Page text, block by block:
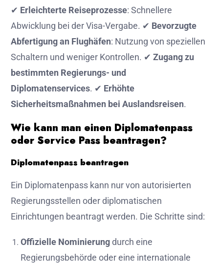
✔ Erleichterte Reiseprozesse: Schnellere
Abwicklung bei der Visa-Vergabe. ✔ Bevorzugte
Abfertigung an Flughäfen: Nutzung von speziellen
Schaltern und weniger Kontrollen. ✔ Zugang zu
bestimmten Regierungs- und
Diplomatenservices. ✔ Erhöhte
Sicherheitsmaßnahmen bei Auslandsreisen.
Wie kann man einen Diplomatenpass
oder Service Pass beantragen?
Diplomatenpass beantragen
Ein Diplomatenpass kann nur von autorisierten
Regierungsstellen oder diplomatischen
Einrichtungen beantragt werden. Die Schritte sind:
Offizielle Nominierungdurch eine
Regierungsbehörde oder eine internationale